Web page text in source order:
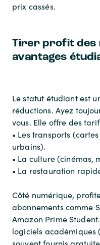
prix cassés.
Tirer profit des
avantages
Le statut étudiant est
réductions. Ayez
vous. Elle offre des
• Les transports
urbains).
• La culture (cinémas,
• La restauration
Côté numérique,
abonnements comme
Amazon Prime
logiciels académiques